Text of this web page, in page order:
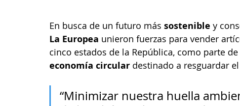
En busca de un futuro más sostenible y
La Europea unieron fuerzas para vender
cinco estados de la República, como parte de
economía circular destinado a resguardar
“Minimizar nuestra huella